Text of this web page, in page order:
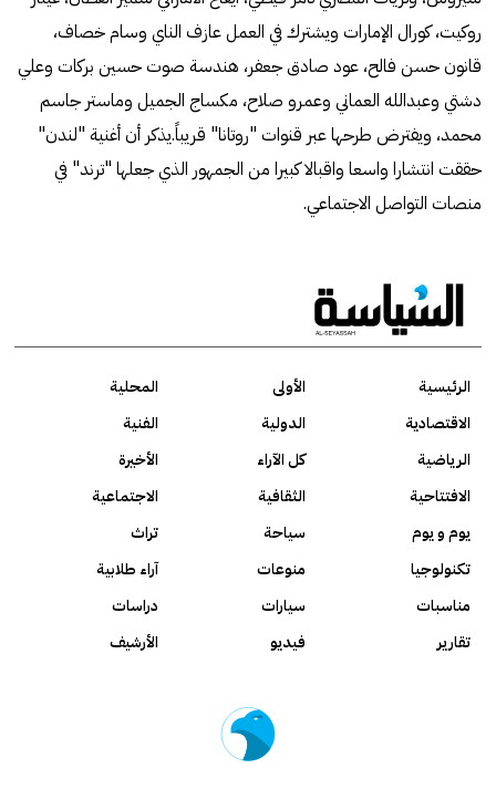
روكيت، كورال الإمارات ويشترك في العمل عازف الناي وسام خصاف،
قانون حسن فالح، عود صادق جعفر، هندسة صوت حسين بركات وعلي
دشتي وعبدالله العماني وعمرو صلاح، مكساج الجميل وماستر جاسم
محمد، ويفترض طرحها عبر قنوات "روتانا" قريباً.يذكر أن أغنية "لندن"
حققت انتشارا واسعا واقبالا كبيرا من الجمهور الذي جعلها "ترند" في
منصات التواصل الاجتماعي.
الرئيسية الأولى
المحلية
الاقتصادية
الدولية
الفنية
الرياضية
كل الآراء
الأخيرة
الافتتاحية
الثقافية
الاجتماعية
يوم و يوم
سياحة
تراث
تكنولوجيا
منوعات
آراء طلابية
مناسبات
سيارات
دراسات
تقارير
فيديو الأرشيف